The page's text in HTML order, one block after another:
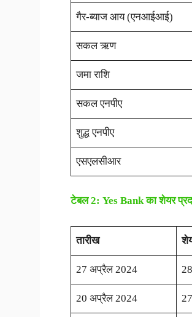
गैर-ब्याज आय (एनआईआई)
सकल ऋण
जमा राशि
सकल एनपीए
शुद्ध एनपीए
एसएलसीआर
टेबल 2: Yes Bank का शेयर
तारीख
27 अप्रैल 2024
20 अप्रैल 2024